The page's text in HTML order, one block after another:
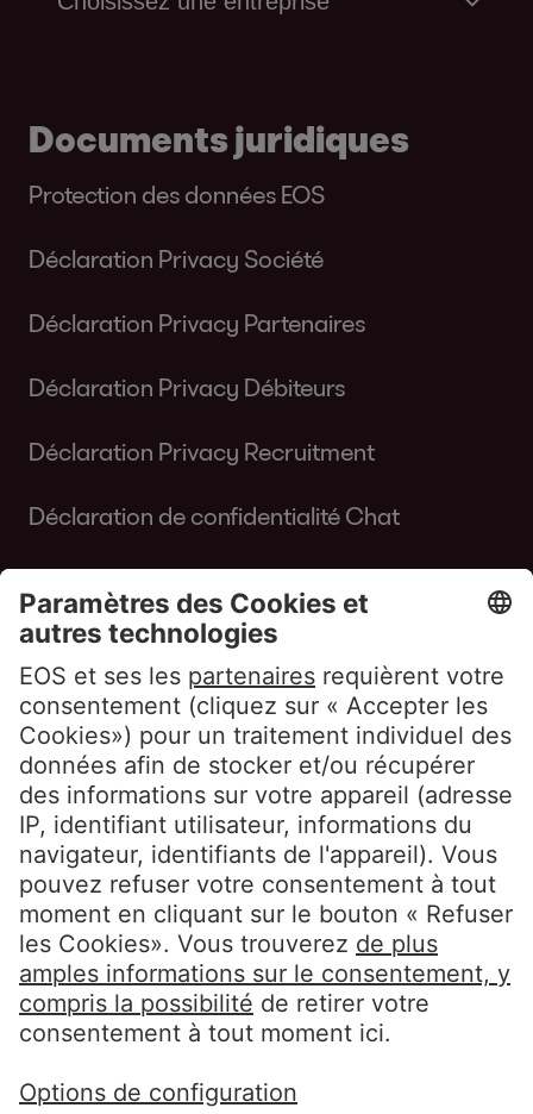
Documents juridiques
Protection des données EOS
Déclaration Privacy Société
Déclaration Privacy Partenaires
Déclaration Privacy Débiteurs
Déclaration Privacy Recruitment
Déclaration de confidentialité Chat
Conditions d’Utilisation du Site
Whistleblowerpolicy EOS Contentia
Suivez-nous
LinkedIn EOS Aremas
LinkedIn EOS Contentia